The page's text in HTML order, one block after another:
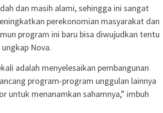
dan masih alami, sehingga ini sangat
perekonomian masyarakat dan
program ini baru bisa diwujudkan tentu
Nova.
adalah menyelesaikan pembangunan
program-program unggulan lainnya
untuk menanamkan sahamnya,” imbuh